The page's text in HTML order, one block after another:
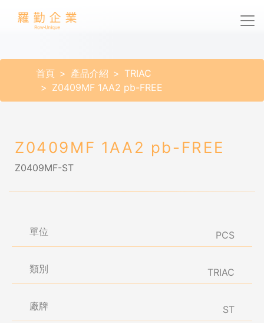
首頁 產品介紹
TRIAC
Z0409MF 1AA2 pb-FREE
Z0409MF 1AA2 pb-FREE
Z0409MF-ST
單位 PCS
類別 TRIAC
廠牌 ST